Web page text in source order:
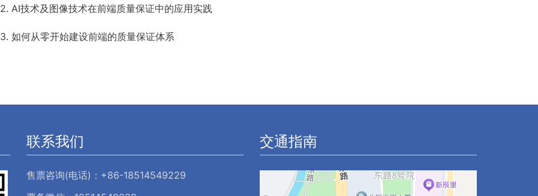
2. AI技术及图像技术在前端质量保证中的应用实践
3. 如何从零开始建设前端的质量保证体系
联系我们
售票咨询(电话)：+86-18514549229
交通指南